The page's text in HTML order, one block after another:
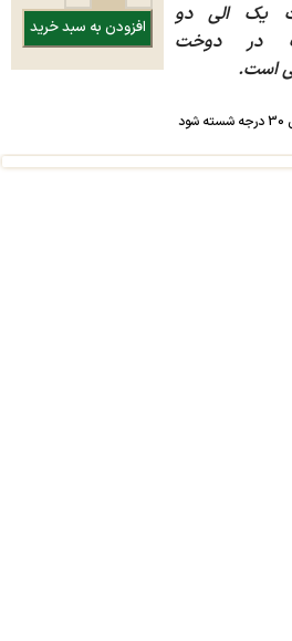
یک الی دو
در دوخت
است.
افزودن به سبد خرید